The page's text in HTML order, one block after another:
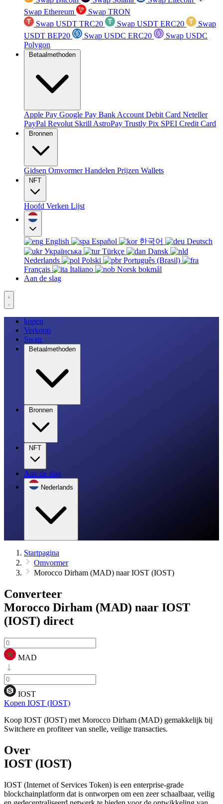
Swap Ethereum
Swap TRON
Swap USDT TRC20
Swap USDT ERC20
Swap
USDT BEP20
Swap USDC ERC20
Swap USDC
Polygon
Betaalmethoden
Apple Pay Google Pay Bank Account Debit Card Neteller
PayPal Revolut Skrill AstroPay Trustly Pix SPEI Credit Card
Bronnen
Gidsen OmvormerHandelen Prijzen Wallets
NFT
Hoofd Verken Lijst
English Español 한국어
Deutsch
Українська
Türkçe
Dansk
Nederlands
Polski
Português (Brasil)
Français
Italiano
Norsk bokmål
Aan de slag
kopen
Verkoop
Swap
Betaalmethoden
Bronnen
NFT
Aan de slag
Nederlands
Startpagina
Omvormer
Morocco Dirham (MAD) naar IOST (IOST)
Converteer
Morocco Dirham (MAD) naar IOST
(IOST) direct
MAD
IOST
Kopen IOST (IOST)
Koop IOST (IOST) met Morocco Dirham (MAD) gemakkelijk bij
Switchere en profiteer van snelle, veilige transacties.
Over
IOST (IOST)
IOST (Internet of Services Token) is een enterprise-grade
blockchainplatform dat is ontworpen om een zeer schaalbaar, veilig